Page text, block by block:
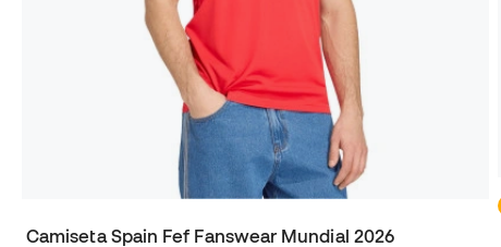
Camiseta Spain Fef Fanswear Mundial 2026